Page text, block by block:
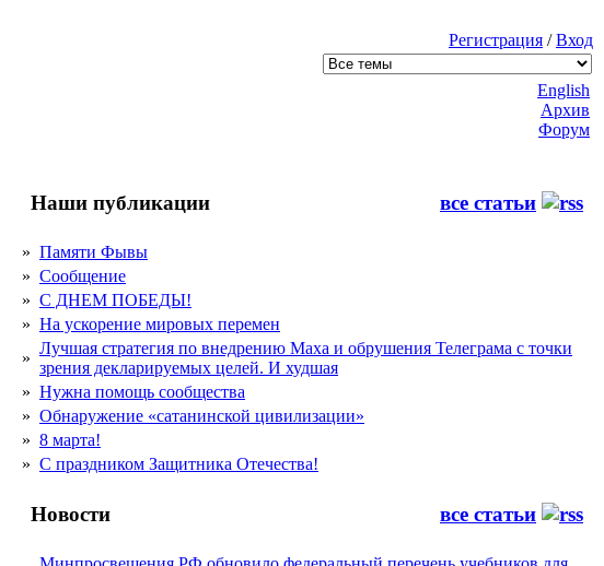
Регистрация /Вход
English
Архив
Форум
Наши публикации все статьи
» Памяти Фывы
» Сообщение
» С ДНЕМ ПОБЕДЫ!
» На ускорение мировых перемен
»
Лучшая стратегия по внедрению Маха и обрушения Телеграма с точки
зрения декларируемых целей. И худшая
» Нужна помощь сообщества
» Обнаружение «сатанинской цивилизации»
» 8 марта!
» С праздником Защитника Отечества!
Новости все статьи